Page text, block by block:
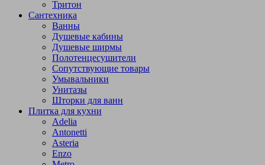
Тритон
Сантехника
Ванны
Душевые кабины
Душевые ширмы
Полотенцесушители
Сопутствующие товары
Умывальники
Унитазы
Шторки для ванн
Плитка для кухни
Adelia
Antonetti
Asteria
Enzo